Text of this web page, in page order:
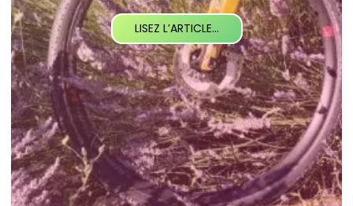
LISEZ L’ARTICLE…